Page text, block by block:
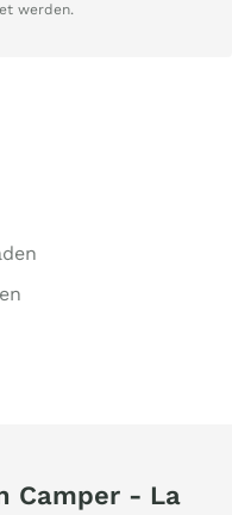
werden.
Camper - La